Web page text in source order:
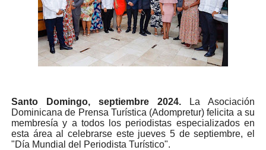
Santo Domingo, septiembre 2024.
La Asociación
Dominicana de Prensa Turística (Adompretur) felicita a su
membresía y a todos los periodistas especializados en
esta área al celebrarse este jueves 5 de septiembre, el
"Día Mundial del Periodista Turístico".